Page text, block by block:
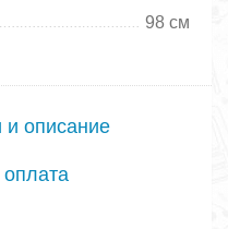
98 см
и описание
оплата